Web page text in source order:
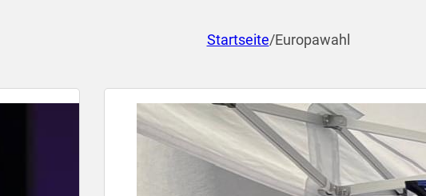
Startseite/Europawahl